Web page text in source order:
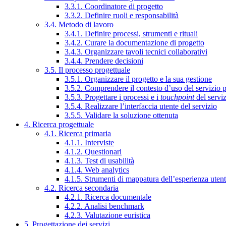
3.3.1. Coordinatore di progetto
3.3.2. Definire ruoli e responsabilità
3.4. Metodo di lavoro
3.4.1. Definire processi, strumenti e rituali
3.4.2. Curare la documentazione di progetto
3.4.3. Organizzare tavoli tecnici collaborativi
3.4.4. Prendere decisioni
3.5. Il processo progettuale
3.5.1. Organizzare il progetto e la sua gestione
3.5.2. Comprendere il contesto d’uso del servizio
3.5.3. Progettare i processi e i touchpointdel
3.5.4. Realizzare l’interfaccia utente del servizio
3.5.5. Validare la soluzione ottenuta
4. Ricerca progettuale
4.1. Ricerca primaria
4.1.1. Interviste
4.1.2. Questionari
4.1.3. Test di usabilità
4.1.4. Web analytics
4.1.5. Strumenti di mappatura dell’esperienza
4.2. Ricerca secondaria
4.2.1. Ricerca documentale
4.2.2. Analisi benchmark
4.2.3. Valutazione euristica
5. Progettazione dei servizi